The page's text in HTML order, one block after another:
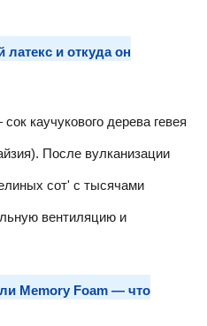
латекс и откуда он
каучукового дерева гевея
После вулканизации
сот' с тысячами
вентиляцию и
Memory Foam — что